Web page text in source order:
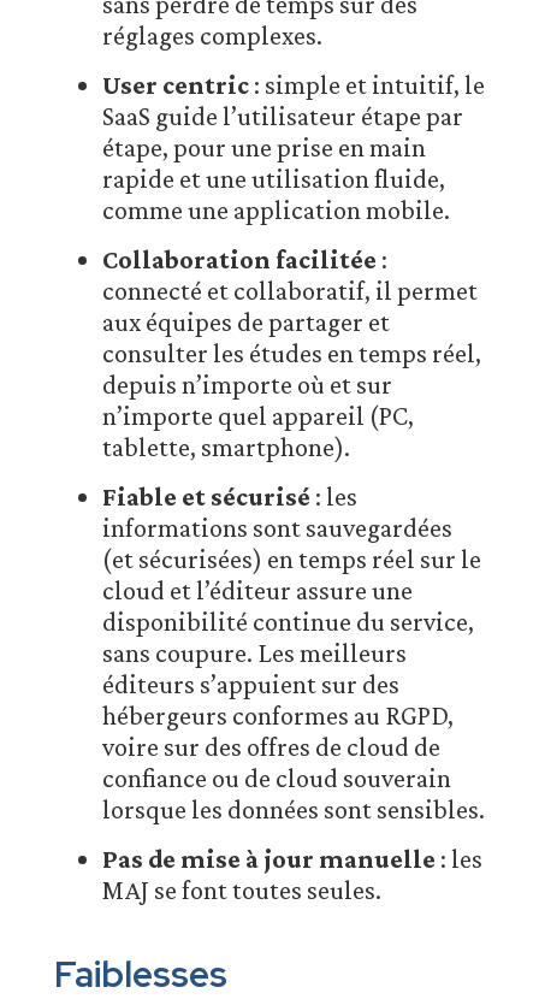
réglages complexes.
User centric : simple et intuitif, le
SaaS guide l’utilisateur étape par
étape, pour une prise en main
rapide et une utilisation fluide,
comme une application mobile.
Collaboration facilitée :
connecté et collaboratif, il permet
aux équipes de partager et
consulter les études en temps réel,
depuis n’importe où et sur
n’importe quel appareil (PC,
tablette, smartphone).
Fiable et sécurisé : les
informations sont sauvegardées
(et sécurisées) en temps réel sur le
cloud et l’éditeur assure une
disponibilité continue du service,
sans coupure. Les meilleurs
éditeurs s’appuient sur des
hébergeurs conformes au RGPD,
voire sur des offres de cloud de
confiance ou de cloud souverain
lorsque les données sont sensibles.
Pas de mise à jour manuelle : les
MAJ se font toutes seules.
Faiblesses